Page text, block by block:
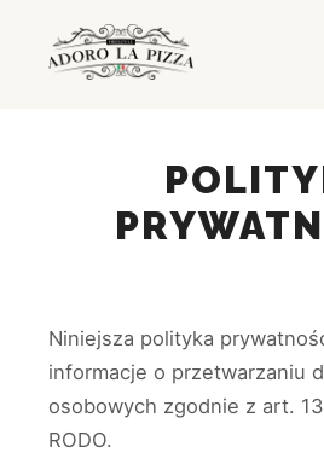
Niniejsza polityka
informacje o przetwarzaniu
osobowych zgodnie z art.
RODO.